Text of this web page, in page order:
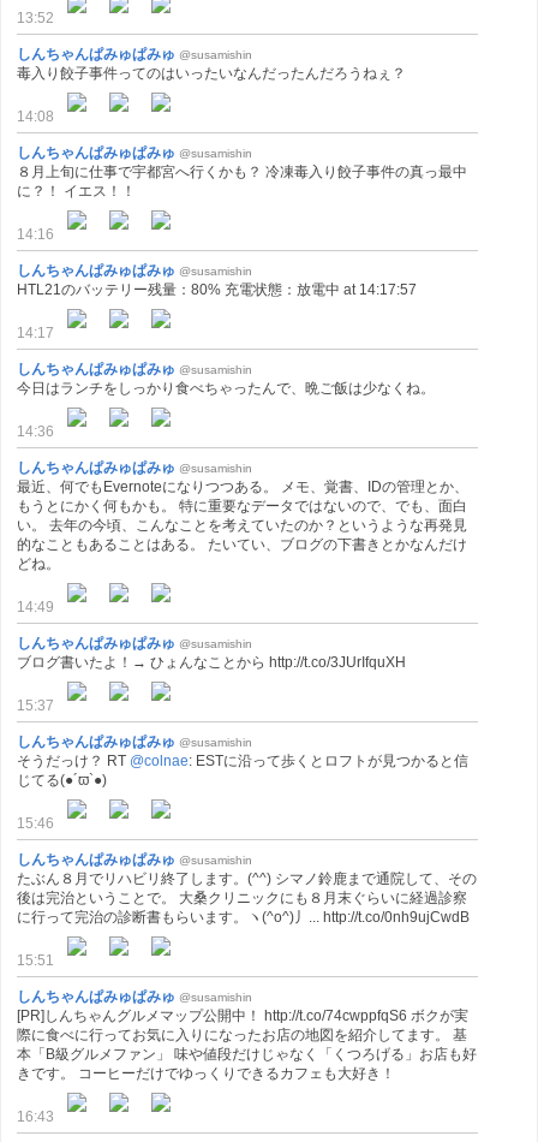
13:52
しんちゃんぱみゅぱみゅ @susamishin
毒入り餃子事件ってのはいったいなんだったんだろうねぇ？
14:08
しんちゃんぱみゅぱみゅ @susamishin
８月上旬に仕事で宇都宮へ行くかも？ 冷凍毒入り餃子事件の真っ最中
に？！ イエス！！
14:16
しんちゃんぱみゅぱみゅ @susamishin
HTL21のバッテリー残量：80% 充電状態：放電中 at 14:17:57
14:17
しんちゃんぱみゅぱみゅ @susamishin
今日はランチをしっかり食べちゃったんで、晩ご飯は少なくね。
14:36
しんちゃんぱみゅぱみゅ @susamishin
最近、何でもEvernoteになりつつある。 メモ、覚書、IDの管理とか、
もうとにかく何もかも。 特に重要なデータではないので、でも、面白
い。 去年の今頃、こんなことを考えていたのか？というような再発見
的なこともあることはある。 たいてい、ブログの下書きとかなんだけ
どね。
14:49
しんちゃんぱみゅぱみゅ @susamishin
ブログ書いたよ！→ ひょんなことから http://t.co/3JUrIfquXH
15:37
しんちゃんぱみゅぱみゅ @susamishin
そうだっけ？ RT @colnae: ESTに沿って歩くとロフトが見つかると信
じてる(●´ϖ`●)
15:46
しんちゃんぱみゅぱみゅ @susamishin
たぶん８月でリハビリ終了します。(^^) シマノ鈴鹿まで通院して、その
後は完治ということで。 大桑クリニックにも８月末ぐらいに経過診察
に行って完治の診断書もらいます。ヽ(^o^)丿... http://t.co/0nh9ujCwdB
15:51
しんちゃんぱみゅぱみゅ @susamishin
[PR]しんちゃんグルメマップ公開中！ http://t.co/74cwppfqS6 ボクが実
際に食べに行ってお気に入りになったお店の地図を紹介してます。 基
本「B級グルメファン」 味や値段だけじゃなく「くつろげる」お店も好
きです。 コーヒーだけでゆっくりできるカフェも大好き！
16:43